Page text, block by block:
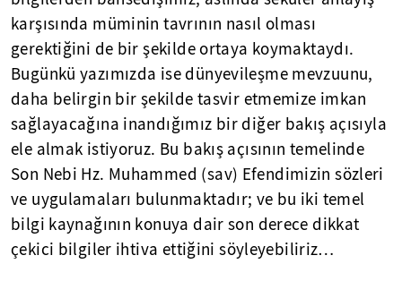
karşısında müminin tavrının nasıl olması
gerektiğini de bir şekilde ortaya koymaktaydı.
Bugünkü yazımızda ise dünyevileşme mevzuunu,
daha belirgin bir şekilde tasvir etmemize imkan
sağlayacağına inandığımız bir diğer bakış açısıyla
ele almak istiyoruz. Bu bakış açısının temelinde
Son Nebi Hz. Muhammed (sav) Efendimizin sözleri
ve uygulamaları bulunmaktadır; ve bu iki temel
bilgi kaynağının konuya dair son derece dikkat
çekici bilgiler ihtiva ettiğini söyleyebiliriz…